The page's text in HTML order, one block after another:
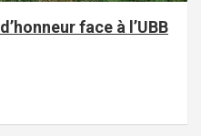
face à l’UBB